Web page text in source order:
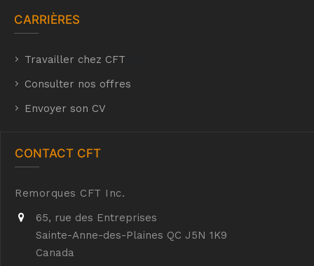
CARRIÈRES
Travailler chez CFT
Consulter nos offres
Envoyer son CV
CONTACT CFT
Remorques CFT Inc.
65, rue des Entreprises
Sainte-Anne-des-Plaines QC J5N 1K9
Canada